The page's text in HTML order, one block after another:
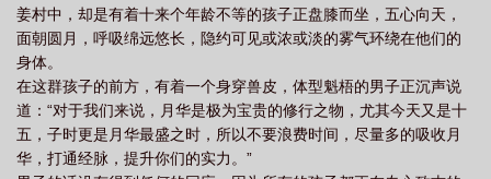
界天下最新章节 道界天下全文免费阅读无弹窗 道界天下境界划分 玄幻道界
天下
免费阅读全文 道界天下动漫在线观看 道界天下女主 道界天下百科 道界
天下女主角有几个 道界天下等级划分 道界天下简介 道界天下境界修为划
分 道界天下姜云的身世
姜村中，却是有着十来个年龄不等的孩子正盘膝而坐，五心向天，
面朝圆月，呼吸绵远悠长，隐约可见或浓或淡的雾气环绕在他们的
身体。
在这群孩子的前方，有着一个身穿兽皮，体型魁梧的男子正沉声说
道：“对于我们来说，月华是极为宝贵的修行之物，尤其今天又是十
五，子时更是月华最盛之时，所以不要浪费时间，尽量多的吸收月
华，打通经脉，提升你们的实力。”